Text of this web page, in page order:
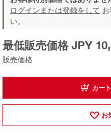
ログインまたは登録をして
い。
販売価格
最低販売価格 JPY
カー
お